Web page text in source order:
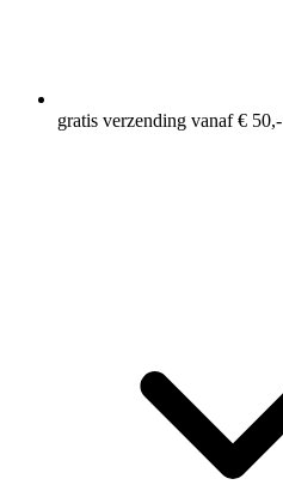
gratis verzending vanaf € 50,-